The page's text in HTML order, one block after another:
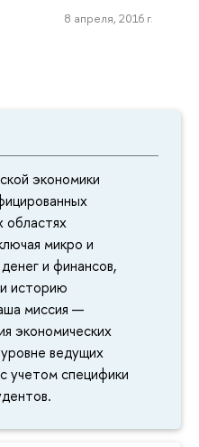
экономики
областях
микро и
и финансов,
историю
миссия —
экономических
ведущих
учетом специфики
8 апреля, 2016 г.